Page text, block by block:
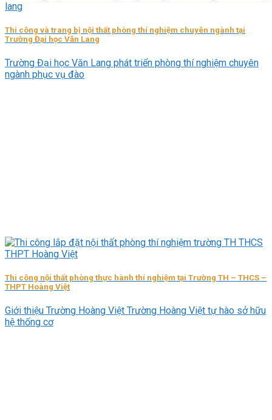
Thi công và trang bị nội thất phòng thí nghiệm chuyên ngành tại
Trường Đại học Văn Lang
Trường Đại học Văn Lang phát triển phòng thí nghiệm chuyên
ngành phục vụ đào
Thi công nội thất phòng thực hành thí nghiệm tại Trường TH – THCS –
THPT Hoàng Việt
Giới thiệu Trường Hoàng Việt Trường Hoàng Việt tự hào sở hữu
hệ thống cơ